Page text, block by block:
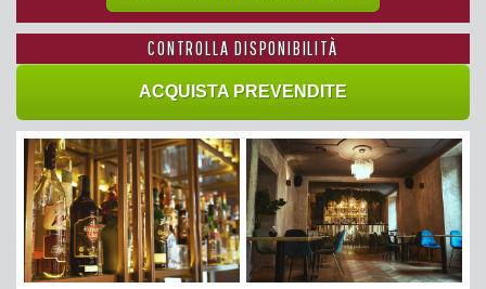
CONTROLLA DISPONIBILITÀ
ACQUISTA PREVENDITE